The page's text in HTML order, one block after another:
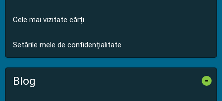
Cele mai vizitate cărți
Setările mele de confidențialitate
Blog -